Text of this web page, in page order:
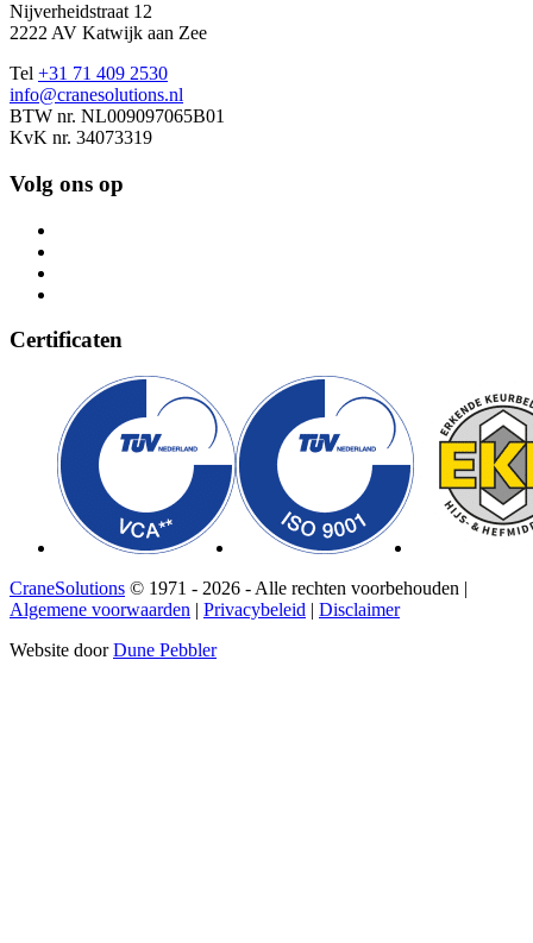
Nijverheidstraat 12
2222 AV Katwijk aan Zee
Tel +31 71 409 2530
info@cranesolutions.nl
BTW nr. NL009097065B01
KvK nr. 34073319
Volg ons op
Certificaten
CraneSolutions © 1971 - 2026 - Alle rechten voorbehouden |
Algemene voorwaarden | Privacybeleid | Disclaimer
Website doorDune Pebbler